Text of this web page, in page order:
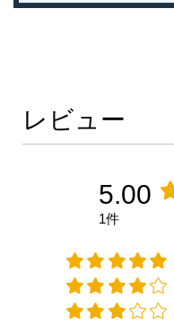
レビュー
5.00
1件